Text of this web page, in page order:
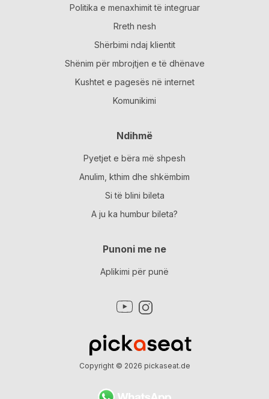
Politika e menaxhimit të integruar
Rreth nesh
Shërbimi ndaj klientit
Shënim për mbrojtjen e të dhënave
Kushtet e pagesës në internet
Komunikimi
Ndihmë
Pyetjet e bëra më shpesh
Anulim, kthim dhe shkëmbim
Si të blini bileta
A ju ka humbur bileta?
Punoni me ne
Aplikimi për punë
Copyright © 2026 pickaseat.de